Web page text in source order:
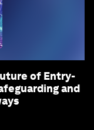
of Entry-
and